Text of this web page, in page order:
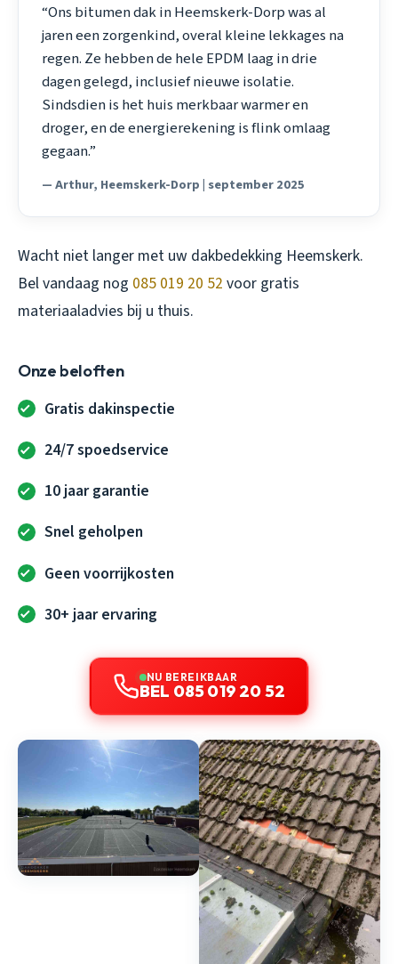
“Ons bitumen dak in Heemskerk-Dorp was al
jaren een zorgenkind, overal kleine lekkages na
regen. Ze hebben de hele EPDM laag in drie
dagen gelegd, inclusief nieuwe isolatie.
Sindsdien is het huis merkbaar warmer en
droger, en de energierekening is flink omlaag
gegaan.”
— Arthur, Heemskerk-Dorp | september 2025
Wacht niet langer met uw dakbedekking Heemskerk.
Bel vandaag nog 085 019 20 52 voor gratis
materiaaladvies bij u thuis.
Onze beloften
Gratis dakinspectie
24/7 spoedservice
10 jaar garantie
Snel geholpen
Geen voorrijkosten
30+ jaar ervaring
NU BEREIKBAAR
BEL 085 019 20 52